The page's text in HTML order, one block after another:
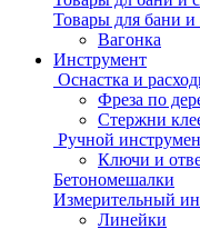
Товары для бани и
Вагонка
Инструмент
Оснастка и
Фреза по
Стержни
Ручной
Ключи и
Бетономешалки
Измерительный
Линейки